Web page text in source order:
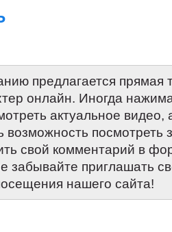
предлагается прямая
онлайн. Иногда
актуальное
возможность
свой комментарий в
забывайте приглашать
нашего сайта!